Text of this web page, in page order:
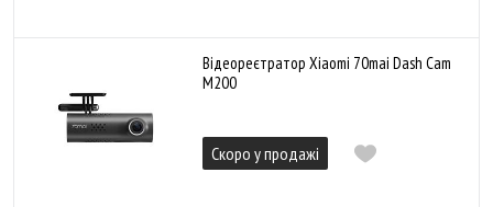
Відеореєтратор Xiaomi 70mai Dash Cam
M200
Скоро у продажі